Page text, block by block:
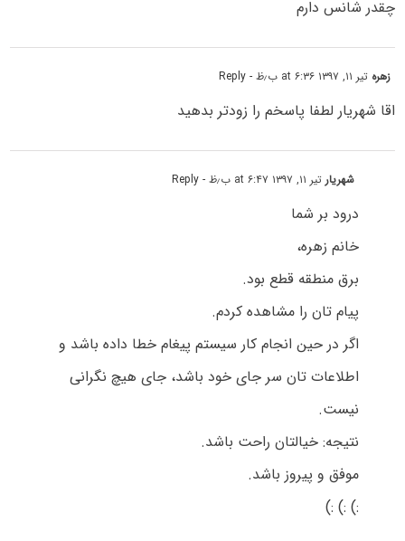
چقدر شانس دارم
زهره تیر ۱۱, ۱۳۹۷ at ۶:۳۶ ب٫ظ - Reply
اقا شهریار لطفا پاسخم را زودتر بدهید
شهریارتیر ۱۱, ۱۳۹۷ at ۶:۴۷ ب٫ظ - Reply
درود بر شما
خانم زهره،
برق منطقه قطع بود.
پیام تان را مشاهده کردم.
اگر در حین انجام کار سیستم پیغام خطا داده باشد و
اطلاعات تان سر جای خود باشد، جای هیچ نگرانی
نیست.
نتیجه: خیالتان راحت باشد.
موفق و پیروز باشد.
:) :) :)